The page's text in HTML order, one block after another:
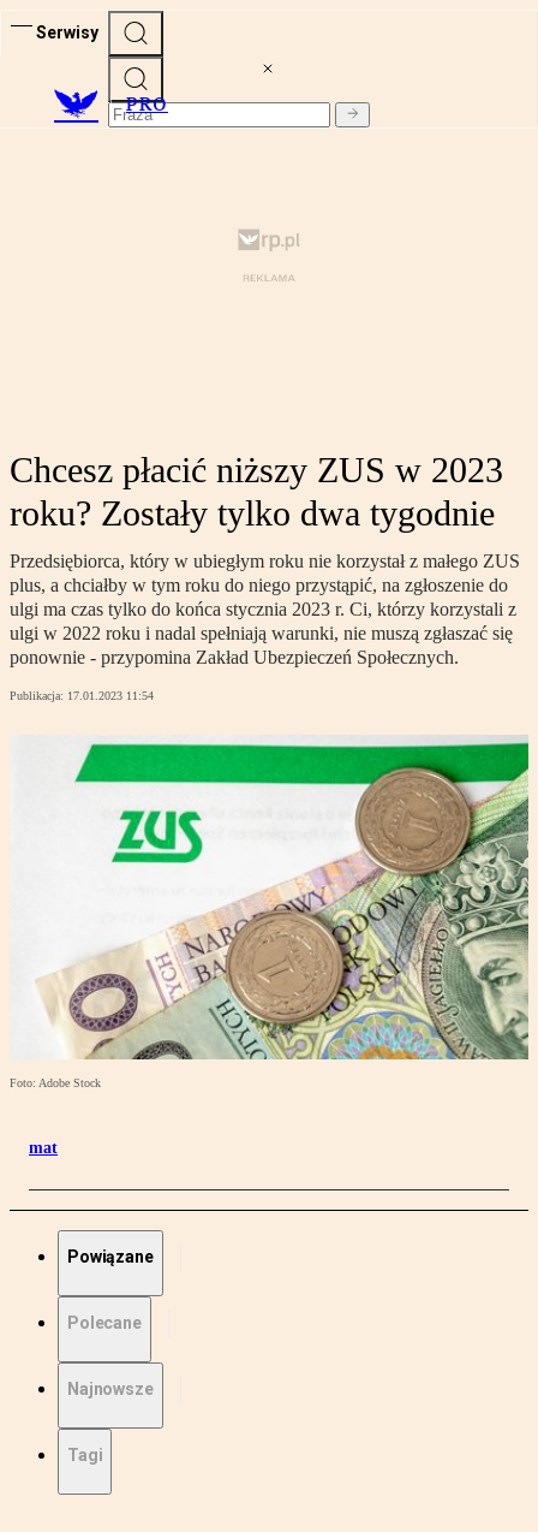
Serwisy
PRO
Chcesz płacić niższy ZUS w 2023
roku? Zostały tylko dwa tygodnie
Przedsiębiorca, który w ubiegłym roku nie korzystał z małego ZUS
plus, a chciałby w tym roku do niego przystąpić, na zgłoszenie do
ulgi ma czas tylko do końca stycznia 2023 r. Ci, którzy korzystali z
ulgi w 2022 roku i nadal spełniają warunki, nie muszą zgłaszać się
ponownie - przypomina Zakład Ubezpieczeń Społecznych.
Publikacja: 17.01.2023 11:54
Foto: Adobe Stock
mat
Powiązane
Polecane
Najnowsze
Tagi